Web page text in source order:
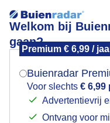
Welkom bij
gaan?
Premium € 6,99 /
Buienradar
Voor slechts € 6,99
Advertentievrij
Ontvang voor
Heerlijk campingweer
Mogen we je
Indien je hier nog